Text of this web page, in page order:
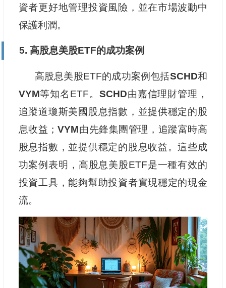
資者更好地管理投資風險，並在市場波動中
保護利潤。
5. 高股息美股ETF的成功案例
高股息美股ETF的成功案例包括SCHD和
VYM等知名ETF。 SCHD由嘉信理財管理，
追蹤道瓊斯美國股息指數，並提供穩定的股
息收益；VYM由先鋒集團管理，追蹤富時高
股息指數，並提供穩定的股息收益。這些成
功案例表明，高股息美股ETF是一種有效的
投資工具，能夠幫助投資者實現穩定的現金
流。